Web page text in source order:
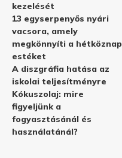
kezelését
13 egyserpenyős nyári
vacsora, amely
megkönnyíti a hétköznap
estéket
A diszgráfia hatása az
iskolai teljesítményre
Kókuszolaj: mire
figyeljünk a
fogyasztásánál és
használatánál?